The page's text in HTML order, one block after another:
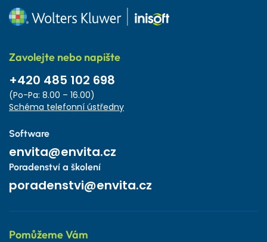
Zavolejte nebo napište
+420 485 102 698
(Po-Pa: 8.00 – 16.00)
Schéma telefonní ústředny
Software
envita@envita.cz
Poradenství a školení
poradenstvi@envita.cz
Pomůžeme Vám